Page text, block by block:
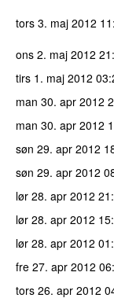
tors 3. maj 2012
ons 2. maj 2012
tirs 1. maj 2012
man 30. apr 2012
man 30. apr 2012
søn 29. apr 2012
søn 29. apr 2012
lør 28. apr 2012
lør 28. apr 2012
lør 28. apr 2012
fre 27. apr 2012
tors 26. apr 2012